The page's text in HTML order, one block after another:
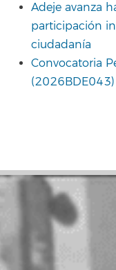
Adeje avanza
participación
ciudadanía
Convocatoria
(2026BDE043)